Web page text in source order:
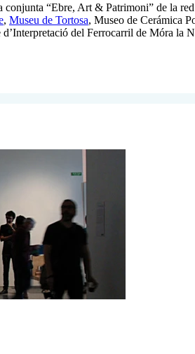
conjunta “Ebre, Art & Patrimoni” de la
, Museu de Tortosa, Museo de Cerámica
del Ferrocarril de Móra la